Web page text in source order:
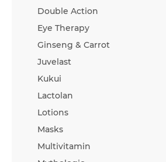
Double Action
Eye Therapy
Ginseng & Carrot
Juvelast
Kukui
Lactolan
Lotions
Masks
Multivitamin